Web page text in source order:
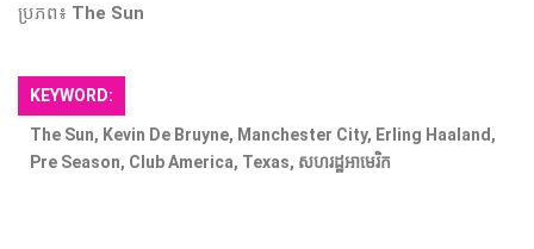
ប្រភព៖ The Sun
KEYWORD:
The Sun, Kevin De Bruyne, Manchester City, Erling Haaland,
Pre Season, Club America, Texas, សហរដ្ឋអាមេរិក